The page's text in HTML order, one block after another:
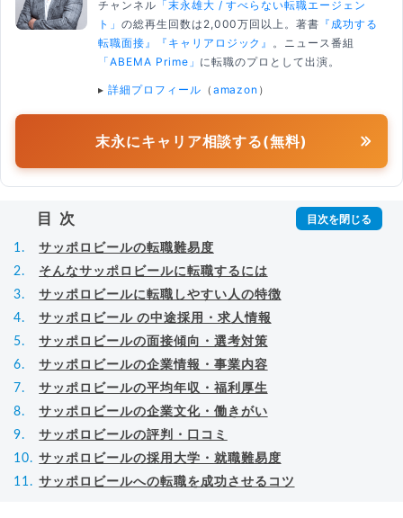
チャンネル 「末永雄大 / すべらない転職エージェン
ト」 の総再生回数は2,000万回以上。著書 『成功する
転職面接』
『キャリアロジック』
。ニュース番組
「ABEMA Prime」 に転職のプロとして出演。
▸ 詳細プロフィール （ amazon ）
末永にキャリア相談する(無料)
目次
サッポロビールの転職難易度
そんなサッポロビールに転職するには
サッポロビールに転職しやすい人の特徴
サッポロビール の中途採用・求人情報
サッポロビールの面接傾向・選考対策
サッポロビールの企業情報・事業内容
サッポロビールの平均年収・福利厚生
サッポロビールの企業文化・働きがい
サッポロビールの評判・口コミ
サッポロビールの採用大学・就職難易度
サッポロビールへの転職を成功させるコツ